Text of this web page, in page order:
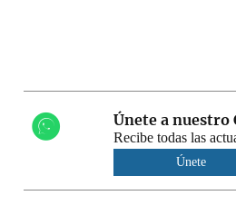
Únete a nuestro
Recibe todas las
Únete